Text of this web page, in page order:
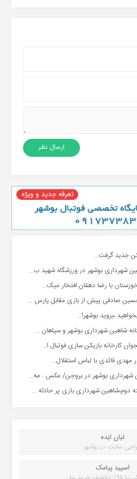
جدید گرفت...
شهردارى بوشهر در ورزشگاه شهید ب...
خوزستان با رضا دهقان:افتخار میک...
صادقی پیش از بازی مقابل پارس ...
،بروید بوشهر!...
شاهین شهردارى بوشهر و سپاهان ...
کارخانه بازیکن سازی فوتبال ا...
مهدی قائدی با لباس استقلال...
شهرداری بوشهر در بروجن/ عکس : مه...
دوم،شاهین شهرداری بازی پر حادثه ...
لیان ایده
سایت در بوشهر
اسپید پیامک